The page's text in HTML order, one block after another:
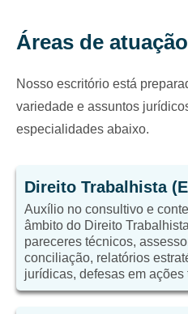
Áreas de atuação
Nosso escritório está
variedade e assuntos
especialidades abaixo.
Direito Trabalhista
Auxílio no consultivo e
âmbito do Direito
pareceres técnicos,
conciliação, relatórios
jurídicas, defesas em ações